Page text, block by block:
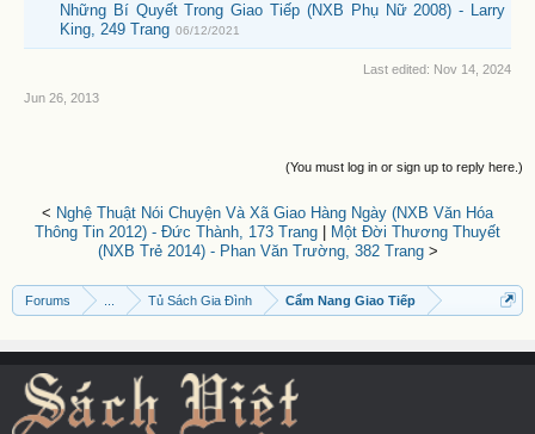
Những Bí Quyết Trong Giao Tiếp (NXB Phụ Nữ 2008) - Larry
King, 249 Trang 06/12/2021
Last edited: Nov 14, 2024
Jun 26, 2013
(You must log in or sign up to reply here.)
< Nghệ Thuật Nói Chuyện Và Xã Giao Hàng Ngày (NXB Văn Hóa
Thông Tin 2012) - Đức Thành, 173 Trang
Một Đời Thương Thuyết
(NXB Trẻ 2014) - Phan Văn Trường, 382 Trang>
Forums Tủ Sách Gia Đình Cẩm Nang Giao Tiếp